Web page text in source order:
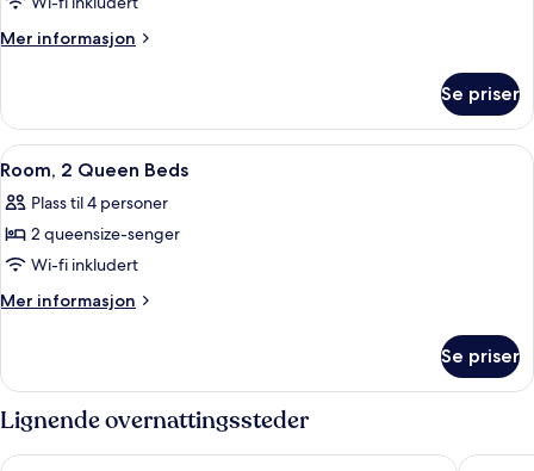
Accessible
Mer informasjon
Mer
1
King
Bed,
Se priser
Åpne
alle
bildene
av
Room,
2
Sengetøy av topp kvalitet, safe på
5
Room, 2 Queen Beds
Plass til 4 personer
2 queensize-senger
Wi-fi inkludert
Mer informasjon
Mer
2
Queen
Beds
Se priser
Lignende overnattingssteder
Hotel MDR Marina del Rey - a DoubleTree by Hilton